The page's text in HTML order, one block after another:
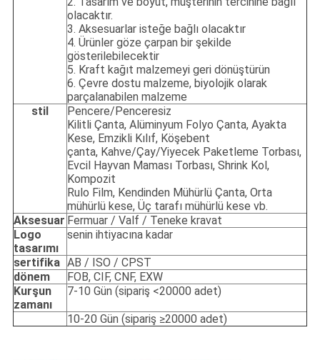
olacaktır.
3. Aksesuarlar isteğe bağlı olacaktır
4. Ürünler göze çarpan bir şekilde
gösterilebilecektir
5. Kraft kağıt malzemeyi geri dönüştürün
6. Çevre dostu malzeme, biyolojik olarak
parçalanabilen malzeme
stil
Pencere/Penceresiz
Kilitli Çanta, Alüminyum Folyo Çanta, Ayakta
Kese, Emzikli Kılıf, Köşebent
çanta, Kahve/Çay/Yiyecek Paketleme Torbası,
Evcil Hayvan Maması Torbası, Shrink Kol,
Kompozit
Rulo Film, Kendinden Mühürlü Çanta, Orta
mühürlü kese, Üç tarafı mühürlü kese vb.
Aksesuar Fermuar / Valf / Teneke kravat
Logo
tasarımı
senin ihtiyacına kadar
sertifika AB / ISO / CPST
dönem
FOB, CIF, CNF, EXW
Kurşun
zamanı
7-10 Gün (sipariş <20000 adet)
10-20 Gün (sipariş ≥20000 adet)